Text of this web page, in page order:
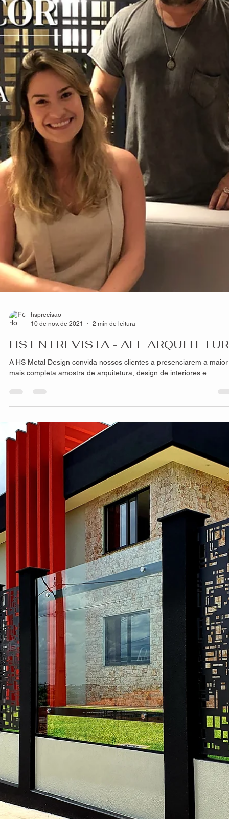
hsprecisao
18 de nov. de 2021
2 min de leitura
Portão e guarda corpo: Vantagens e
funções
Independente da beleza e a estética única dos produtos da HS
Design, a segurança é um fator extremamente importante em
nossos...
hsprecisao
10 de nov. de 2021
2 min de leitura
HS ENTREVISTA - ALF
A HS Metal Design convida nossos clientes a presenciarem a
mais completa amostra de arquitetura, design de interiores e...